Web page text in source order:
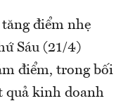
điểm nhẹ
Sáu (21/4)
điểm, trong bối
quả kinh doanh